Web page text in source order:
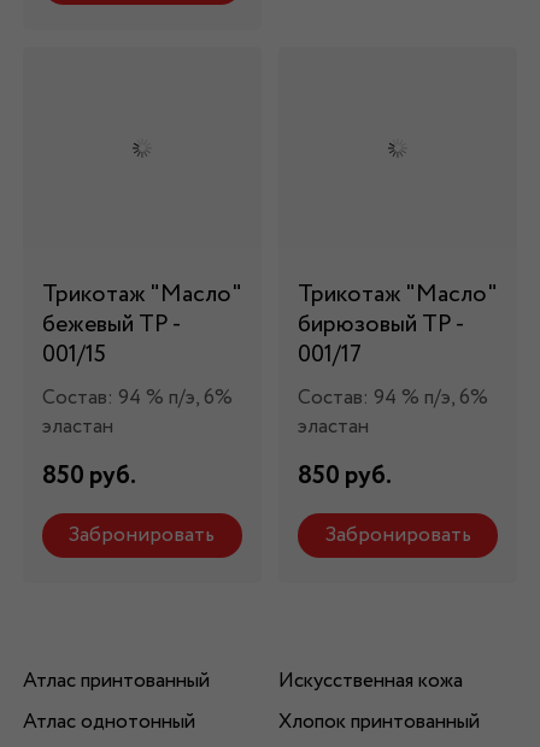
Трикотаж "Масло"
бежевый ТР -
001/15
Состав: 94 % п/э, 6%
эластан
850 руб.
Забронировать
Трикотаж "Масло"
бирюзовый ТР -
001/17
Состав: 94 % п/э, 6%
эластан
850 руб.
Забронировать
Атлас принтованный
Атлас однотонный
Искусственная кожа
Хлопок принтованный